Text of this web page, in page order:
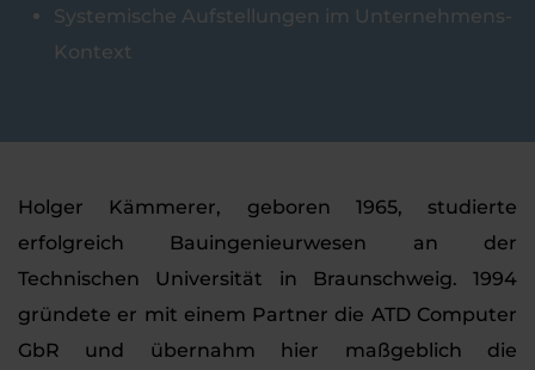
Systemische Aufstellungen im Unternehmens-
Kontext
Holger Kämmerer, geboren 1965, studierte
erfolgreich Bauingenieurwesen an der
Technischen Universität in Braunschweig. 1994
gründete er mit einem Partner die ATD Computer
GbR und übernahm hier maßgeblich die